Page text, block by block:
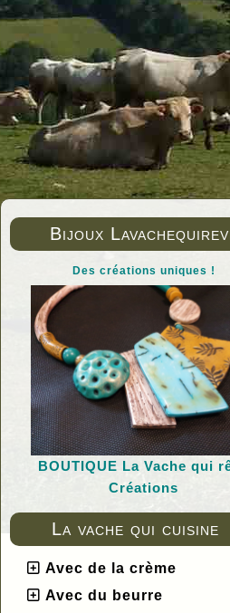
Bijoux
Des créations uniques !
BOUTIQUE La Vache qui
Créations
La vache qui cuisine
Avec de la crème
Avec du beurre